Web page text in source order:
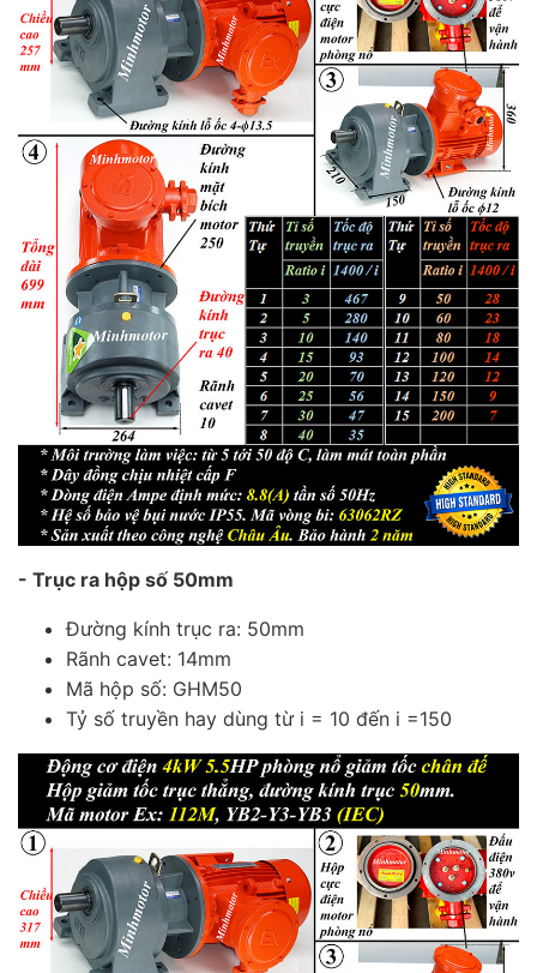
- Trục ra hộp số 50mm
Đường kính trục ra: 50mm
Rãnh cavet: 14mm
Mã hộp số: GHM50
Tỷ số truyền hay dùng từ i = 10 đến i =150